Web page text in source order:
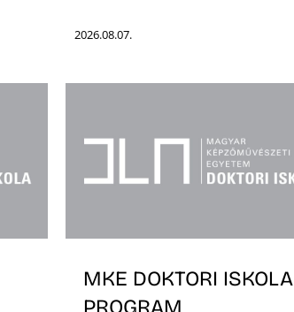
2026.08.07.
MKE DOKTORI ISKOLA
PROGRAM